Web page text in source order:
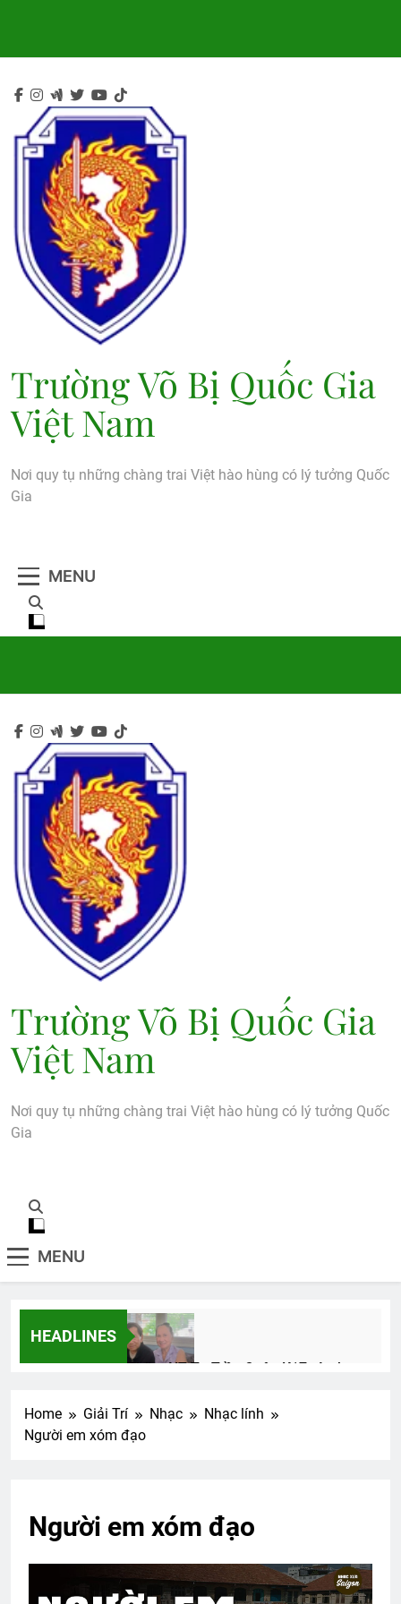
Trường Võ Bị Quốc Gia
Việt Nam
Nơi quy tụ những chàng trai Việt hào hùng có lý tưởng Quốc
Gia
MENU
Trường Võ Bị Quốc Gia
Việt Nam
Nơi quy tụ những chàng trai Việt hào hùng có lý tưởng Quốc
Gia
MENU
HEADLINES
Thăm NT Tạ Trần Quân K17 và phu
2 Years Ago
2 Years Ago
Home Giải Trí Nhạc
Nhạc lính
Người em xóm đạo
Người em xóm đạo